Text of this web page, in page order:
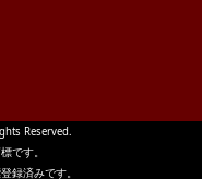
Reserved.
です。
録済みです。